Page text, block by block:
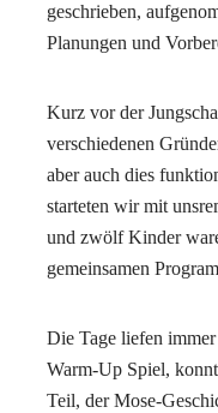
geschrieben,
Planungen und
Kurz vor der
verschiedenen
aber auch dies
starteten wir mit
und zwölf Kinder
gemeinsamen
Die Tage liefen
Warm-Up Spiel,
Teil, der Mose-